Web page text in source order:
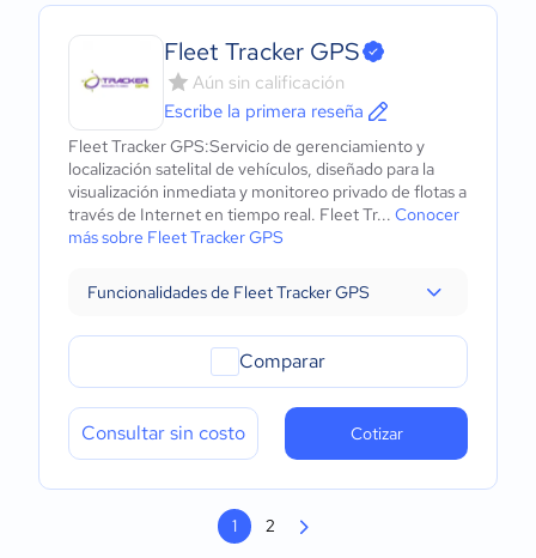
Fleet Tracker GPS
Aún sin calificación
Escribe la primera reseña
Fleet Tracker GPS:Servicio de gerenciamiento y
localización satelital de vehículos, diseñado para la
visualización inmediata y monitoreo privado de flotas a
través de Internet en tiempo real. Fleet Tr... Conocer
más sobre Fleet Tracker GPS
Funcionalidades de Fleet Tracker GPS
Comparar
Consultar sin costo Cotizar
1 2